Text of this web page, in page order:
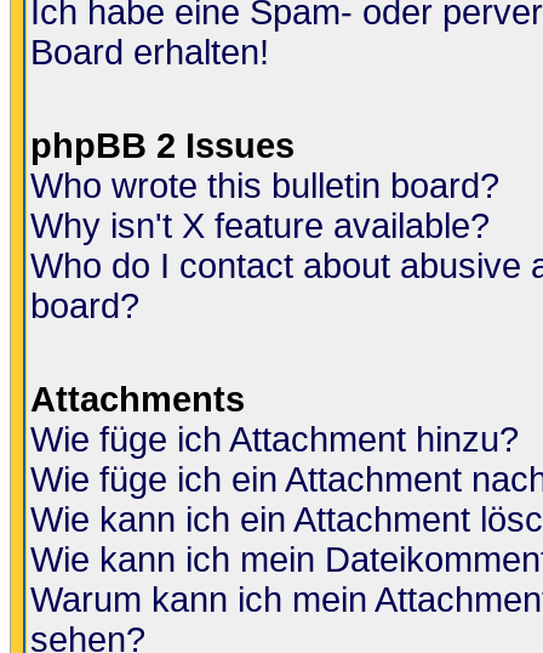
Ich habe eine Spam- oder
Board erhalten!
phpBB 2 Issues
Who wrote this bulletin board?
Why isn't X feature available?
Who do I contact about abusive
board?
Attachments
Wie füge ich Attachment hinzu?
Wie füge ich ein Attachment
Wie kann ich ein Attachment
Wie kann ich mein
Warum kann ich mein
sehen?